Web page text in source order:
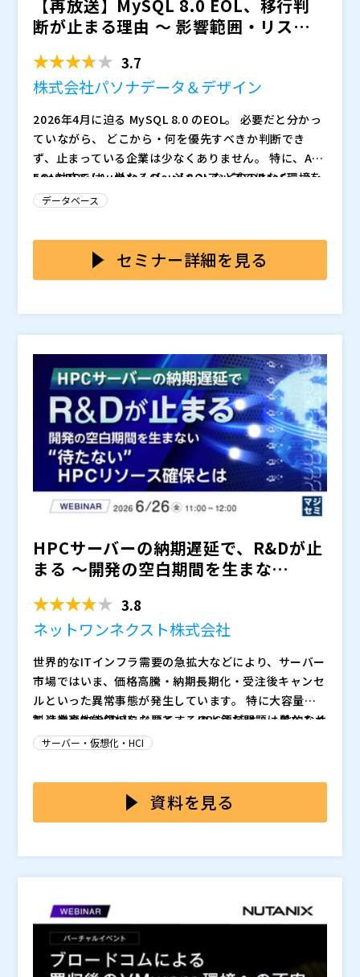
【再放送】MySQL 8.0 EOL、移行判
断が止まる理由 ～ 影響範囲・リスク・
3.7
株式会社パソナデータ＆デザイン
2026年4月に迫る MySQL 8.0 のEOL。 必要だと分かっ
ていながら、 どこから・何を優先すべきか判断でき
ず、止まっている企業は少なくありません。 特に、Am
azon RDS / Aurora / Cloud SQL などの DBaaS環境を
本番利用している場合、 Extended Supportによるコ
の結果、「調査だけ進んで決められない」「不安で先送
り」という状態に陥るケースが多く見られます。
EOL対応では、単なるバージョンアップではなく、 ・
影響範囲の見極め ・リスク整理 ・検討論点の整理 ・社
まま作業に入り、結果として 想定外のトラブルやコス
ト増 を招いてしまいます。
いったDBaaSごとに考慮すべきポイントは異なります。
例えば、 ・Amazon RDS for MySQL：アップグレード
機能依存とパフォーマンス特性 ・Google Cloud SQ
L：移行オプションと運用設計の違い これらを理解せず
に進めると、ダウンタイム、性能劣化、想定外の工数増
など、事業影響に直結する問題が発生しかねません。
SQL）におけるMySQL 8.0 EOL対応に焦点を当て、 失
敗しないアップグレード戦略を「判断軸」の形で整理し
ます。 単なる手順解説ではなく、 何を検討すべきか・
どこに注意すべきか・どのように整理すべきかを自社で
判断できるようになることを目的としています。 セミ
ナー内容で主に得られるノウハウは以下となります。
・EOL対応で押さえるべき影響範囲とリスクの全体像
・MySQL 8.0 EOLで何が起こるのか（DBaaS特有の論
点を含めて整理） ・RDS / Aurora / Cloud SQL それぞ
れの対応方針と注意点 ・サービス特性を踏まえたアッ
プグレードパスの考え方 ・検討を進めるための整理視
レード前後で起こりやすいトラブルと対処法 ・よくあ
る失敗パターンと回避策 EOLを単なる作業として捉え
討を前に進めるための視点を持ち帰っていただける内容
です。
・Amazon RDS / Aurora / Cloud SQL を本番利用して
いる企業の方 ・MySQL 8.0 を使っているが、まだEOL
対応に着手できていない方 ・情シス・開発リーダー・I
T責任者など、技術判断を担っている方 ・アップグレー
ドの影響・リスク・コストを自分の判断で説明する必要
がある方 ・ベンダー任せではなく、自社で判断軸を持
って進めたい方 EOL対応を「作業」で終わらせず、社内
で方針を整理し、次の一手を判断できる状態をつくりた
い方は、ぜひご参加ください。
株式会社パソナデータ＆デザイン（）
マジセミ株式会社（ ）
※共催、協賛、協力、講演企業は将来的に追加、削除さ
れる可能性があります。
データベース
セミナー詳細を見る
HPCサーバーの納期遅延で、R&Dが止
まる ～開発の空白期間を生まな
3.8
ネットワンネクスト株式会社
世界的なITインフラ需要の急拡大などにより、サーバー
市場ではいま、価格高騰・納期長期化・受注後キャンセ
ルといった異常事態が発生しています。 特に大容量メ
モリや高性能CPUを必要とするHPC領域は、一般的なサ
ーバー以上にその影響を大きく受けています。 ・予算
解析環境を用意できない
製造業やR&D領域において、このような問題は単なるイ
ンフラ更改の遅れでは済みません。 解析待ちやシミュ
購入するもの」という前提で調達計画を進めています
が、現状では納期も価格も読めません。 一方で、「と
では必ずしも容易ではありません。
ライセンスなど、HPC特有の要件を考慮する必要がある
ためです。
は決められない」「しかし研究開発は止められない」と
いう板挟みになり、 “ただ待つしかない”状態に陥って
いる企業が増加しています。
今求められているのは、理想の環境を待ち続けることで
はなく、“今すぐ必要な計算リソースをどう確保する
サーバー・仮想化・HCI
資料を見る